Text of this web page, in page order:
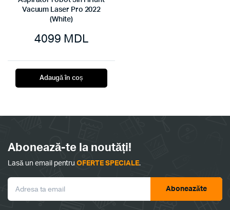
Vacuum Laser Pro 2022
(White)
4099 MDL
Adaugă în coș
Abonează-te la noutăți!
Lasă un email pentruOFERTE SPECIALE.
Aboneazăte